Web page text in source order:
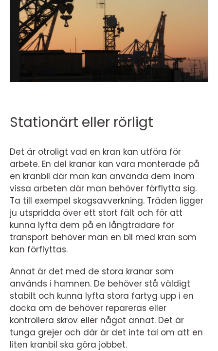
Stationärt eller rörligt
Det är otroligt vad en kran kan utföra för
arbete. En del kranar kan vara monterade på
en kranbil där man kan använda dem inom
vissa arbeten där man behöver förflytta sig.
Ta till exempel skogsavverkning. Träden ligger
ju utspridda över ett stort fält och för att
kunna lyfta dem på en långtradare för
transport behöver man en bil med kran som
kan förflyttas.
Annat är det med de stora kranar som
används i hamnen. De behöver stå väldigt
stabilt och kunna lyfta stora fartyg upp i en
docka om de behöver repareras eller
kontrollera skrov eller något annat. Det är
tunga grejer och där är det inte tal om att en
liten kranbil ska göra jobbet.